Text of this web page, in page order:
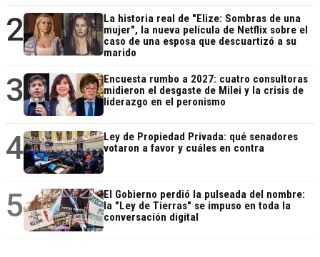
2
La historia real de "Elize: Sombras de una
mujer", la nueva película de Netflix sobre el
caso de una esposa que descuartizó a su
marido
3
Encuesta rumbo a 2027: cuatro consultoras
midieron el desgaste de Milei y la crisis de
liderazgo en el peronismo
4
Ley de Propiedad Privada: qué senadores
votaron a favor y cuáles en contra
5
El Gobierno perdió la pulseada del nombre:
la "Ley de Tierras" se impuso en toda la
conversación digital